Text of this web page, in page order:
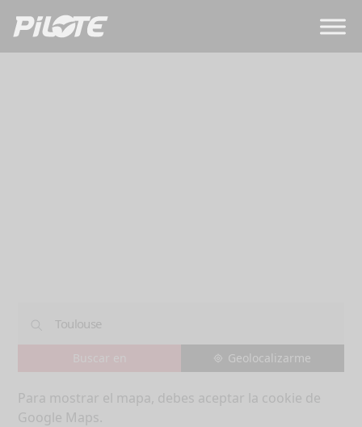
Geolocalizarme
Para mostrar el mapa, debes aceptar la cookie de
Google Maps.